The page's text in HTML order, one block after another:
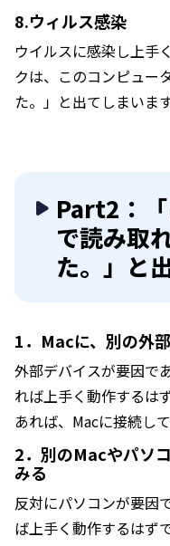
8.ウィルス感染
ウイルスに感染し上手
クは、このコンピュー
た。」と出てしまいます
Part2：
で読み取
た。」と
1．Macに、別の外
外部デバイスが要因で
れば上手く動作するは
あれば、Macに接続し
2．別のMacやパソ
みる
反対にパソコンが要因
ば上手く動作するはず